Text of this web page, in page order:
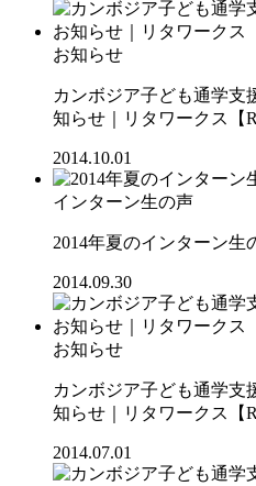
お知らせ
カンボジア子ども通学支
知らせ｜リタワークス【
2014.10.01
インターン生の声
2014年夏のインターン生
2014.09.30
お知らせ
カンボジア子ども通学支
知らせ｜リタワークス【
2014.07.01